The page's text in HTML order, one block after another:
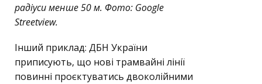
радіуси менше 50 м. Фото: Google
Streetview.
Інший приклад: ДБН України
приписують, що нові трамвайні лінії
повинні проєктуватись двоколійними